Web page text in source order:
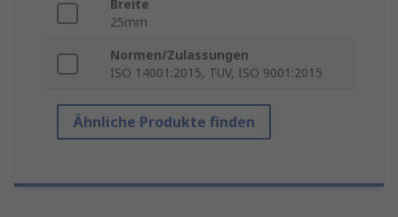
Breite
25mm
Normen/Zulassungen
ISO 14001:2015, TUV, ISO 9001:2015
Ähnliche Produkte finden